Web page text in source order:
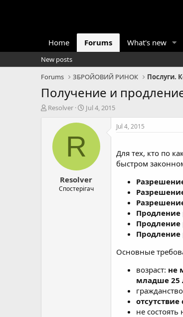
Home Forums What's new
New posts
Forums
ЗБРОЙОВИЙ РИНОК
Получение и
T
Resolver
S
a
t
e
Jul 4, 2015
R
Resolver
Спостерігач
Jul 4, 2015
Для тех, кто по
быстром
Основные
возраст: не
младше 25
не